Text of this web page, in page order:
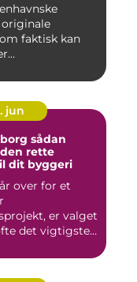
faktisk kan
jun
rette
dit byggeri
over for et
er valget
det vigtigste